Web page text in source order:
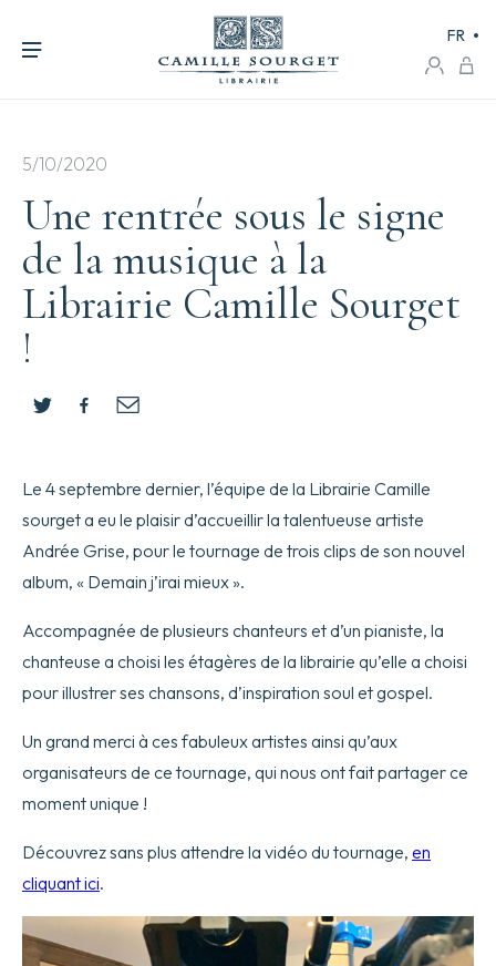
FR
5/10/2020
Une rentrée sous le signe
de la musique à la
Librairie Camille Sourget
!
Le 4 septembre dernier, l’équipe de la Librairie Camille
sourget a eu le plaisir d’accueillir la talentueuse artiste
Andrée Grise, pour le tournage de trois clips de son nouvel
album, « Demain j’irai mieux ».
Accompagnée de plusieurs chanteurs et d’un pianiste, la
chanteuse a choisi les étagères de la librairie qu’elle a choisi
pour illustrer ses chansons, d’inspiration soul et gospel.
Un grand merci à ces fabuleux artistes ainsi qu’aux
organisateurs de ce tournage, qui nous ont fait partager ce
moment unique !
Découvrez sans plus attendre la vidéo du tournage, en
cliquant ici.